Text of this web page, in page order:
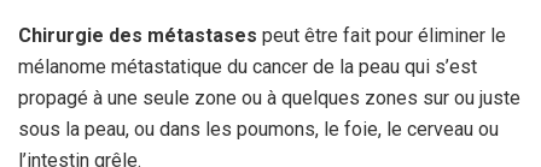
Chirurgie des métastases peut être fait pour éliminer le
mélanome métastatique du cancer de la peau qui s’est
propagé à une seule zone ou à quelques zones sur ou juste
sous la peau, ou dans les poumons, le foie, le cerveau ou
l’intestin grêle.